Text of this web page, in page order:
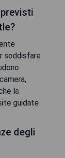
soddisfare
la
guidate
degli